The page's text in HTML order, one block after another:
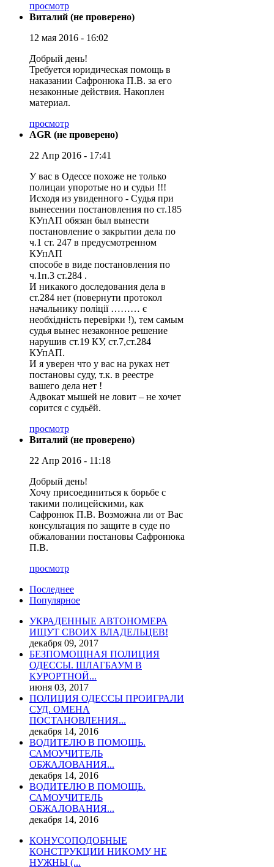
просмотр
Виталий (не проверено)
12 мая 2016 - 16:02
Добрый день!
Требуется юридическая помощь в
наказании Сафронюка П.В. за его
незаконные действия. Накоплен
материал.
просмотр
AGR (не проверено)
22 Апр 2016 - 17:41
У вас в Одессе похоже не только
полицаи упоротые но и судьи !!!
Исходя из увиденного - Судья при
вынесении постановления по ст.185
КУпАП обязан был вынести
постановление о закрытии дела по
ч.1 ст. 247 в предусмотренном
КУпАП
способе в виде постановления по
ч.1п.3 ст.284 .
И никакого доследования дела в
ст.284 нет (повернути протокол
начальнику поліції ……… є
необхідність перевірки !), тем самым
судья вынес незаконное решение
нарушив ст.19 КУ, ст.7,ст.284
КУпАП.
И я уверен что у вас на руках нет
постановы суду, т.к. в реестре
вашего дела нет !
Адвокат мышей не ловит – не хочет
сорится с судьёй.
просмотр
Виталий (не проверено)
22 Апр 2016 - 11:18
Добрый день!
Хочу присоединиться к борьбе с
такими полицейскими, как
Сафронюк П.В. Возможна ли от Вас
консультация по защите в суде по
обжаловании постановы Сафронюка
П.В.
просмотр
Последнее
Популярное
УКРАДЕННЫЕ АВТОНОМЕРА
ИЩУТ СВОИХ ВЛАДЕЛЬЦЕВ!
декабря 09, 2017
БЕЗПОМОЩНАЯ ПОЛИЦИЯ
ОДЕССЫ. ШЛАГБАУМ В
КУРОРТНОЙ...
июня 03, 2017
ПОЛИЦИЯ ОДЕССЫ ПРОИГРАЛИ
СУД. ОМЕНА
ПОСТАНОВЛЕНИЯ...
декабря 14, 2016
ВОДИТЕЛЮ В ПОМОЩЬ.
САМОУЧИТЕЛЬ
ОБЖАЛОВАНИЯ...
декабря 14, 2016
ВОДИТЕЛЮ В ПОМОЩЬ.
САМОУЧИТЕЛЬ
ОБЖАЛОВАНИЯ...
декабря 14, 2016
КОНУСОПОДОБНЫЕ
КОНСТРУКЦИИ НИКОМУ НЕ
НУЖНЫ (...